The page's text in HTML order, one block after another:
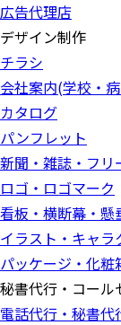
広告代理店
デザイン制作
チラシ
会社案内(学校・
カタログ
パンフレット
新聞・雑誌・フリ
ロゴ・ロゴマーク
看板・横断幕・懸
イラスト・キャラ
パッケージ・化粧
秘書代行・コール
電話代行・秘書代